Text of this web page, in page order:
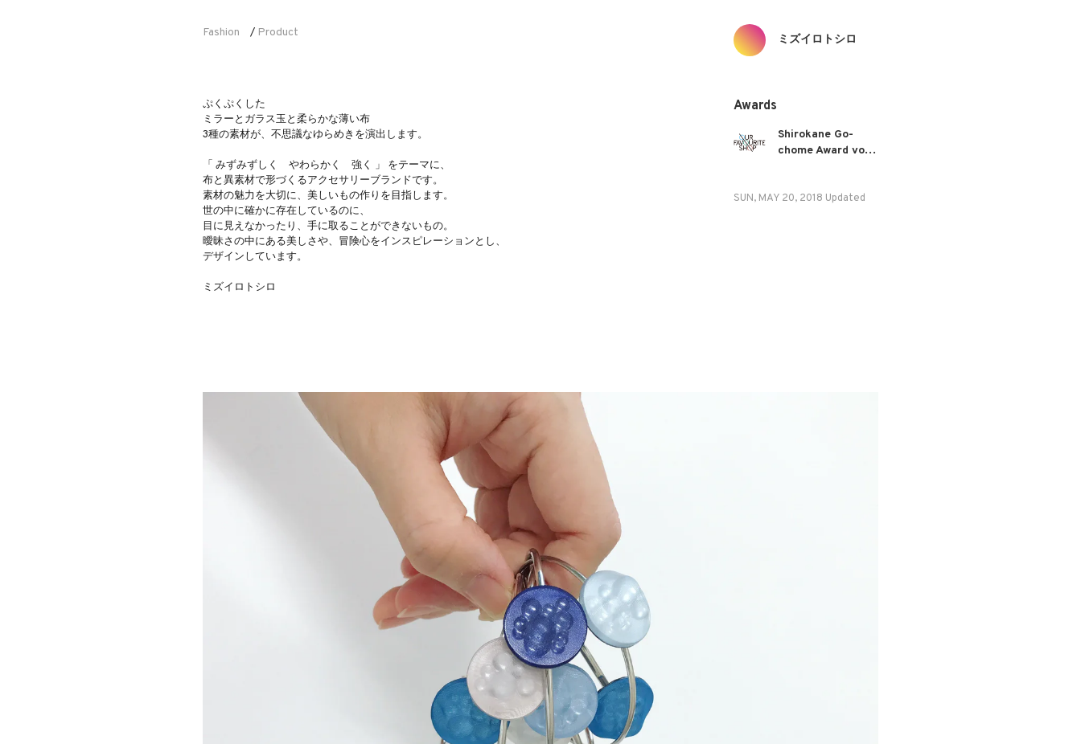
Fashion / Product
ミズイロトシロ
ぷくぷくした
ミラーとガラス玉と柔らかな薄い布
3種の素材が、不思議なゆらめきを演出します。
「 みずみずしく やわらかく 強く 」 をテーマに、
布と異素材で形づくるアクセサリーブランドです。
素材の魅力を大切に、美しいもの作りを目指します。
世の中に確かに存在しているのに、
目に見えなかったり、手に取ることができないもの。
曖昧さの中にある美しさや、冒険心をインスピレーションとし、
デザインしています。
ミズイロトシロ
Awards
Shirokane Go-
chome Award vol 1.
SUN, MAY 20, 2018 Updated